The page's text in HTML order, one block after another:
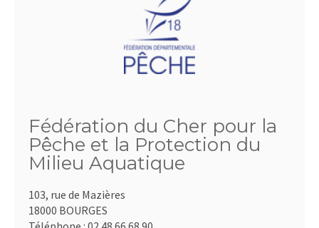
Fédération du Cher pour la
Pêche et la Protection du
Milieu Aquatique
103, rue de Mazières
18000 BOURGES